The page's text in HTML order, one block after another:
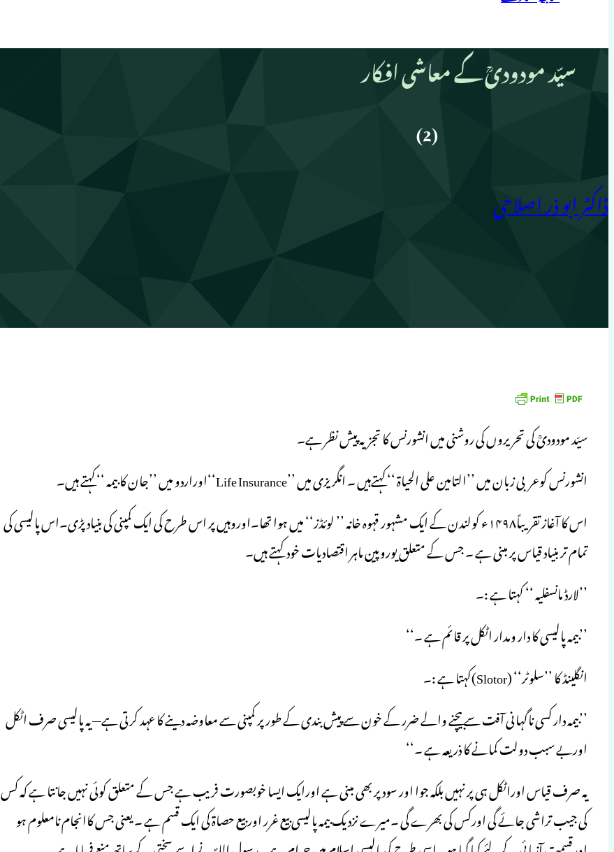
سیّد مودودیؒ کے معاشی افکار
(2)
ڈاکٹر ابو ذر اصلاحی
سیّد مودودیؒ کی تحریروں کی روشنی میں انشورنس کا تجزیہ پیش نظر ہے۔
انشورنس کوعربی زبان میں ’’التامین علی الحیاۃ ‘‘کہتےہیں ۔ انگریزی میں ’’Life Insurance‘‘اوراردو میں ’’جان کا بیمہ ‘‘کہتے ہیں۔
اس کا آغاز تقریباً۱۴۹۸ء کولندن کے ایک مشہور قہوہ خانہ ’’ لوئڈز‘‘ میں ہوا تھا۔اوروہیں پر اس طرح کی ایک کمپنی کی بنیاد پڑی۔اس پالیسی کی
تمام تر بنیاد قیاس پر مبنی ہے ۔ جس کے متعلق یوروپین ماہر اقتصادیات خود کہتے ہیں۔
’’لارڈ مانسفلیہ ‘‘ کہتا ہے :۔
’’بیمہ پالیسی کا دار ومدار اٹکل پر قائم ہے ۔‘‘
انگلینڈ کا ’’سلوٹر‘‘ (Slotor)کہتا ہے :۔
’’بیمہ دار کسی ناگہانی آفت سے بیچنے والے ضرر کے خون سے پیش بندی کے طور پر کمپنی سے معاوضـہ دینے کا عہد کرتی ہے— یہ پالیسی صرف اٹکل
اوربے سبب دولت کمانے کا ذریعہ ہے ۔‘‘
یہ صرف قیاس اوراٹکل ہی پر نہیں بلکہ جوا اور سود پر بھی مبنی ہے اورایک ایسا خوبصورت فریب ہے جس کے متعلق کوئی نہیں جانتا ہے کہ کس
کی جیب تراشی جائے گی اورکس کی بھرے گی ۔میرے نزدیک بیمہ پالیسی بیع غرر اور بیع حصاۃ کی ایک قسم ہے ۔ یعنی جس کاانجام نامعلوم ہو